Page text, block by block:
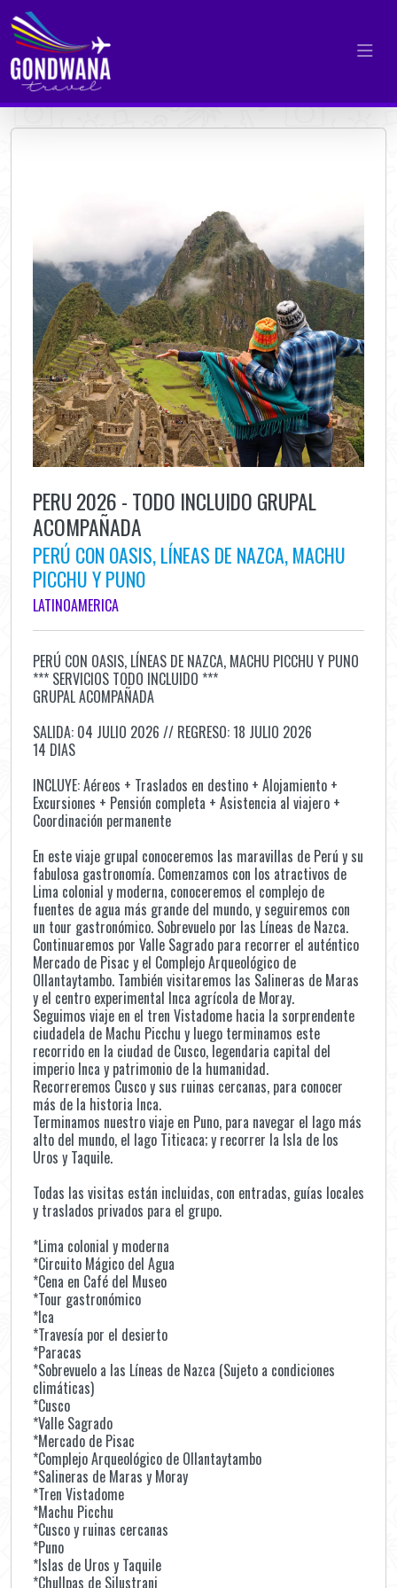
PERU 2026 - TODO INCLUIDO GRUPAL
ACOMPAÑADA
PERÚ CON OASIS, LÍNEAS DE NAZCA, MACHU
PICCHU Y PUNO
LATINOAMERICA
PERÚ CON OASIS, LÍNEAS DE NAZCA, MACHU PICCHU Y PUNO
*** SERVICIOS TODO INCLUIDO ***
GRUPAL ACOMPAÑADA
SALIDA: 04 JULIO 2026 // REGRESO: 18 JULIO 2026
14 DIAS
INCLUYE: Aéreos + Traslados en destino + Alojamiento +
Excursiones + Pensión completa + Asistencia al viajero +
Coordinación permanente
En este viaje grupal conoceremos las maravillas de Perú y su
fabulosa gastronomía. Comenzamos con los atractivos de
Lima colonial y moderna, conoceremos el complejo de
fuentes de agua más grande del mundo, y seguiremos con
un tour gastronómico. Sobrevuelo por las Líneas de Nazca.
Continuaremos por Valle Sagrado para recorrer el auténtico
Mercado de Pisac y el Complejo Arqueológico de
Ollantaytambo. También visitaremos las Salineras de Maras
y el centro experimental Inca agrícola de Moray.
Seguimos viaje en el tren Vistadome hacia la sorprendente
ciudadela de Machu Picchu y luego terminamos este
recorrido en la ciudad de Cusco, legendaria capital del
imperio Inca y patrimonio de la humanidad.
Recorreremos Cusco y sus ruinas cercanas, para conocer
más de la historia Inca.
Terminamos nuestro viaje en Puno, para navegar el lago más
alto del mundo, el lago Titicaca; y recorrer la Isla de los
Uros y Taquile.
Todas las visitas están incluidas, con entradas, guías locales
y traslados privados para el grupo.
*Lima colonial y moderna
*Circuito Mágico del Agua
*Cena en Café del Museo
*Tour gastronómico
*Ica
*Travesía por el desierto
*Paracas
*Sobrevuelo a las Líneas de Nazca (Sujeto a condiciones
climáticas)
*Cusco
*Valle Sagrado
*Mercado de Pisac
*Complejo Arqueológico de Ollantaytambo
*Salineras de Maras y Moray
*Tren Vistadome
*Machu Picchu
*Cusco y ruinas cercanas
*Puno
*Islas de Uros y Taquile
*Chullpas de Silustrani